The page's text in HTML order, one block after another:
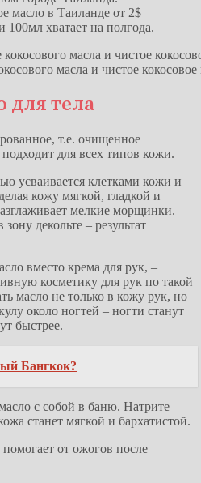
масло в Таиланде от 2$
хватает на полгода.
масла и чистое кокосовое
для тела
т.е. очищенное
для всех типов кожи.
усваивается клетками кожи и
кожу мягкой, гладкой и
мелкие морщинки.
декольте – результат
вместо крема для рук, –
косметику для рук по такой
масло не только в кожу рук, но
около ногтей – ногти станут
быстрее.
Бангкок?
с собой в баню. Натрите
станет мягкой и бархатистой.
от ожогов после